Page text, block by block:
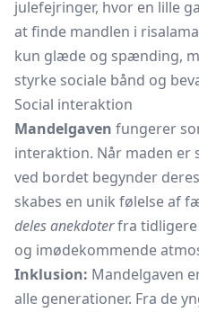
julefejringer, hvor en lille
at finde mandlen i
kun glæde og spænding,
styrke sociale bånd og
Social interaktion
Mandelgaven fungerer
interaktion. Når maden er
ved bordet begynder
skabes en unik følelse af
deles anekdoterfra tidligere
og imødekommende
Inklusion: Mandelgaven
alle generationer. Fra de